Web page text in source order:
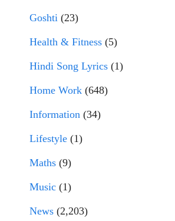
Goshti (23)
Health & Fitness (5)
Hindi Song Lyrics (1)
Home Work (648)
Information (34)
Lifestyle (1)
Maths (9)
Music (1)
News (2,203)